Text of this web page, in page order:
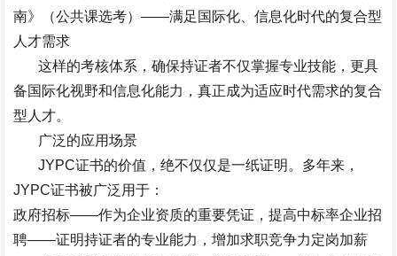
南》（公共课选考）——满足国际化、信息化时代的复合型
人才需求
这样的考核体系，确保持证者不仅掌握专业技能，更具
备国际化视野和信息化能力，真正成为适应时代需求的复合
型人才。
广泛的应用场景
JYPC证书的价值，绝不仅仅是一纸证明。多年来，
JYPC证书被广泛用于：
政府招标——作为企业资质的重要凭证，提高中标率企业招
聘——证明持证者的专业能力，增加求职竞争力定岗加薪